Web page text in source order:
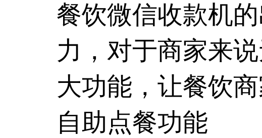
餐饮微信收款机
力，对于商家来
大功能，让餐饮
自助点餐功能